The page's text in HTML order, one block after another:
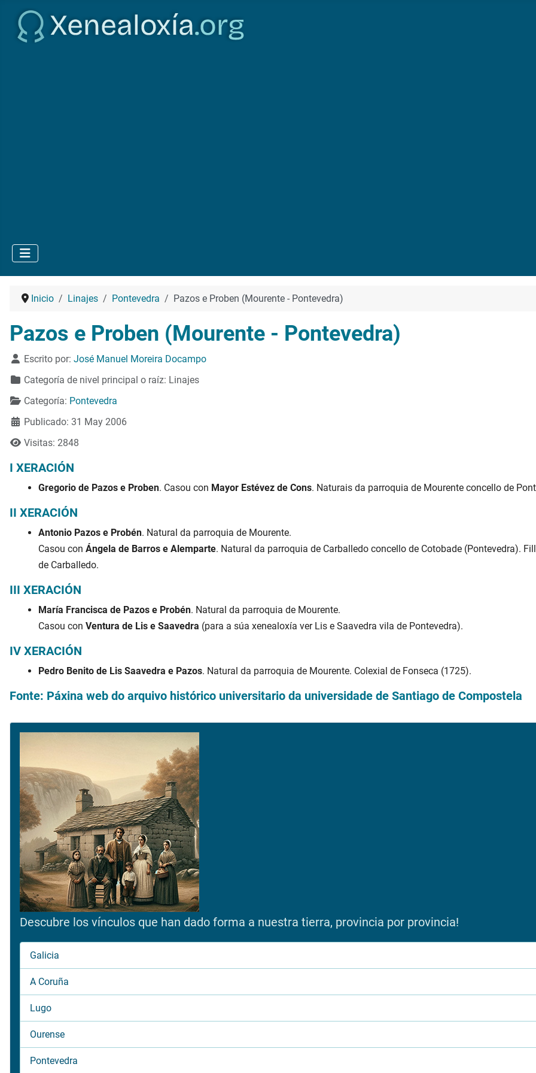
Inicio Linajes Pontevedra Pazos e Proben (Mourente - Pontevedra)
Pazos e Proben (Mourente - Pontevedra)
Detalles
Escrito por: José Manuel Moreira Docampo
Categoría de nivel principal o raíz: Linajes
Categoría: Pontevedra
Publicado: 31 May 2006
Visitas: 2848
I XERACIÓN
Gregorio de Pazos e Proben. Casou con Mayor Estévez de Cons. Naturais da parroquia de Mourente concello de
II XERACIÓN
Antonio Pazos e Probén. Natural da parroquia de Mourente.
Casou con Ángela de Barros e Alemparte. Natural da parroquia de Carballedo concello de Cotobade (Pontevedra).
de Carballedo.
III XERACIÓN
María Francisca de Pazos e Probén. Natural da parroquia de Mourente.
Casou con Ventura de Lis e Saavedra (para a súa xenealoxía ver Lis e Saavedra vila de Pontevedra).
IV XERACIÓN
Pedro Benito de Lis Saavedra e Pazos. Natural da parroquia de Mourente. Colexial de Fonseca (1725).
Fonte: Páxina web do arquivo histórico universitario da universidade de Santiago de Compostela
Descubre los vínculos que han dado forma a nuestra tierra, provincia por provincia!
Galicia
A Coruña
Lugo
Ourense
Pontevedra